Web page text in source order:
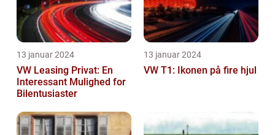
13 januar 2024
VW Leasing Privat: En
Interessant Mulighed for
Bilentusiaster
13 januar 2024
VW T1: Ikonen på fire hjul